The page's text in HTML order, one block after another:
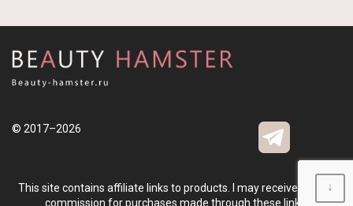
© 2017–2026
This site contains affiliate links to products. I may receive a small
commission for purchases made through these links.
↓